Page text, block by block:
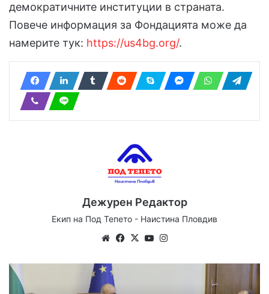
демократичните институции в страната.
Повече информация за Фондацията може да
намерите тук: https://us4bg.org/.
Дежурен Редактор
Екип на Под Тепето - Наистина Пловдив
We
te
Fa
bo
X
Yo
ub ra